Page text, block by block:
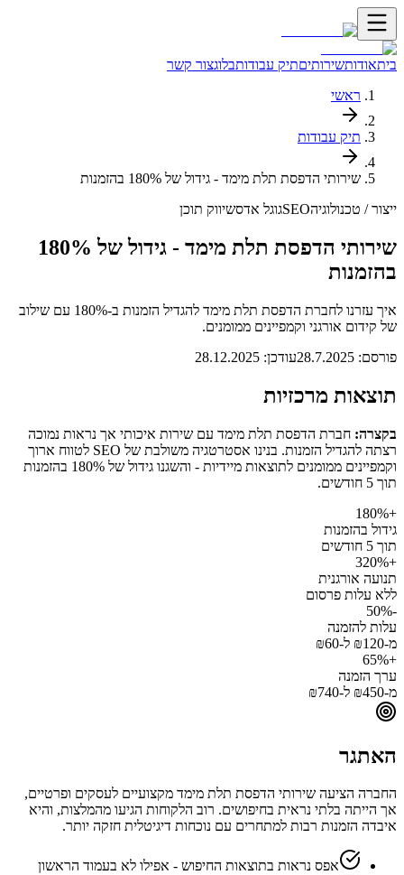
ביתאודותשירותיםתיק עבודותבלוגצור קשר
ראשי
תיק עבודות
שירותי הדפסת תלת מימד - גידול של 180% בהזמנות
ייצור / טכנולוגיהSEOגוגל אדסשיווק תוכן
שירותי הדפסת תלת מימד - גידול של 180%
בהזמנות
איך עזרנו לחברת הדפסת תלת מימד להגדיל הזמנות ב-180% עם שילוב
של קידום אורגני וקמפיינים ממומנים.
פורסם: 28.7.2025עודכן: 28.12.2025
תוצאות מרכזיות
בקצרה: חברת הדפסת תלת מימד עם שירות איכותי אך נראות נמוכה
רצתה להגדיל הזמנות. בנינו אסטרטגיה משולבת של SEO לטווח ארוך
וקמפיינים ממומנים לתוצאות מיידיות - והשגנו גידול של 180% בהזמנות
תוך 5 חודשים.
+180%
גידול בהזמנות
תוך 5 חודשים
+320%
תנועה אורגנית
ללא עלות פרסום
-50%
עלות להזמנה
מ-₪120 ל-₪60
+65%
ערך הזמנה
מ-₪450 ל-₪740
האתגר
החברה הציעה שירותי הדפסת תלת מימד מקצועיים לעסקים ופרטיים,
אך הייתה בלתי נראית בחיפושים. רוב הלקוחות הגיעו מהמלצות, והיא
איבדה הזמנות רבות למתחרים עם נוכחות דיגיטלית חזקה יותר.
אפס נראות בתוצאות החיפוש - אפילו לא בעמוד הראשון